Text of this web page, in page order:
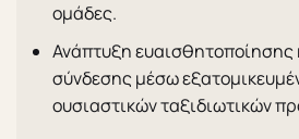
ομάδες.
Ανάπτυξη ευαισθητοποίησης
σύνδεσης μέσω
ουσιαστικών ταξιδιωτικών